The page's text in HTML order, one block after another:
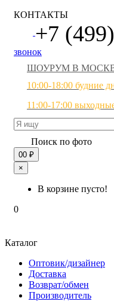
КОНТАКТЫ
+7
звонок
ШОУРУМ В
10:00-18:00 будние
11:00-17:00
Поиск по фото
00 ₽
×
В корзине пусто!
0
Каталог
Оптовик/дизайнер
Доставка
Возврат/обмен
Производитель